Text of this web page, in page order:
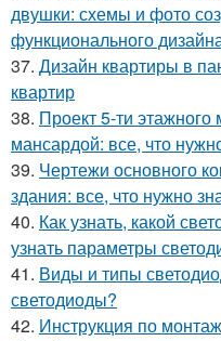
двушки: схемы и фото
функционального
37. Дизайн квартиры в
квартир
38. Проект 5-ти этажного
мансардой: все, что
39. Чертежи основного
здания: все, что нужно
40. Как узнать, какой
узнать параметры
41. Виды и типы
светодиоды?
42. Инструкция по